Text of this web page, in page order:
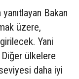
Bakan
üzere,
Yani
ülkelere
daha iyi